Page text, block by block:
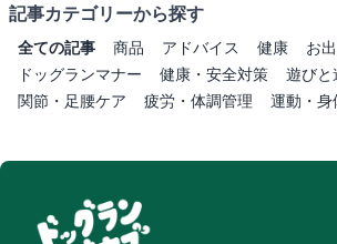
記事カテゴリーから探す
全ての記事 商品 アドバイス 健康
お
ドッグランマナー
健康・安全対策 遊びと
関節・足腰ケア
疲労・体調管理 運動・身